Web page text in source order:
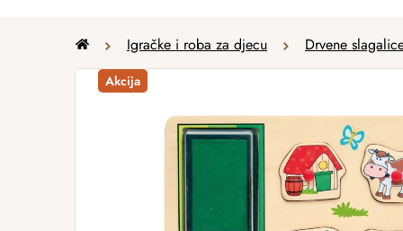
Home Igračke i roba za djecu Drvene
Akcija